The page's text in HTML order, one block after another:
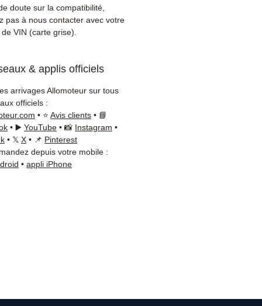
Notre équipe technique
par WhatsApp au
71 66 54pour toute
ouvrés en France
livraison gratuite
sécurisée. Expédition
(Belgique, Suisse,
Italie, Espagne, Pays-
sur devis. Garantie
pièces — montage par
obligatoire.
doute sur la compatibilité,
pas à nous contacter avec votre
VIN (carte grise).
& applis officiels
arrivages Allomoteur sur tous
officiels :
• ⭐ Avis clients • 📘
• ▶️ YouTube • 📸 Instagram •
• 𝕏 X • 📌 Pinterest
depuis votre mobile :
• appli iPhone